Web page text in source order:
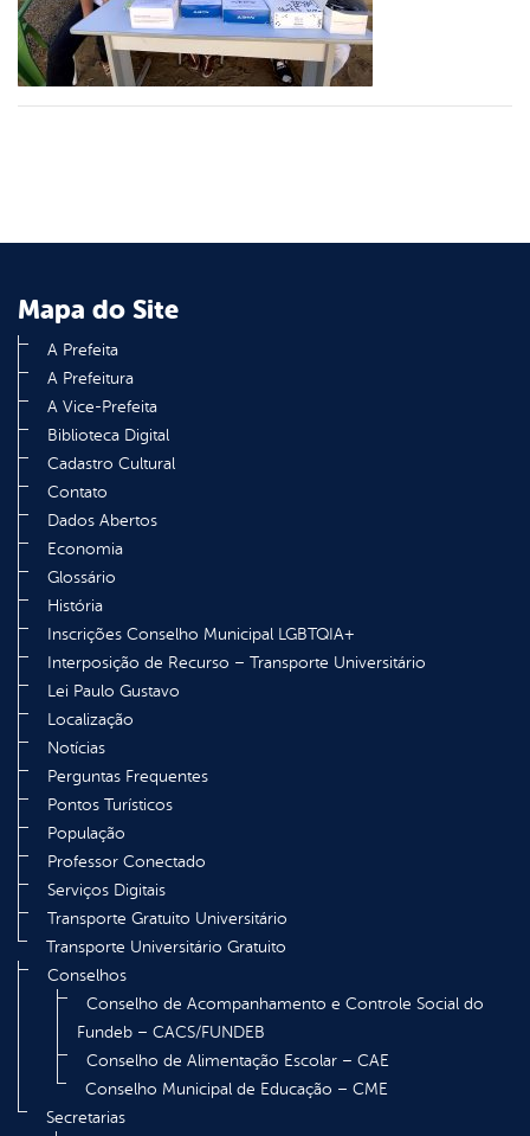
Mapa do Site
A Prefeita
A Prefeitura
A Vice-Prefeita
Biblioteca Digital
Cadastro Cultural
Contato
Dados Abertos
Economia
Glossário
História
Inscrições Conselho Municipal LGBTQIA+
Interposição de Recurso – Transporte Universitário
Lei Paulo Gustavo
Localização
Notícias
Perguntas Frequentes
Pontos Turísticos
População
Professor Conectado
Serviços Digitais
Transporte Gratuito Universitário
Transporte Universitário Gratuito
Conselhos
Conselho de Acompanhamento e Controle Social do
Fundeb – CACS/FUNDEB
Conselho de Alimentação Escolar – CAE
Conselho Municipal de Educação – CME
Secretarias